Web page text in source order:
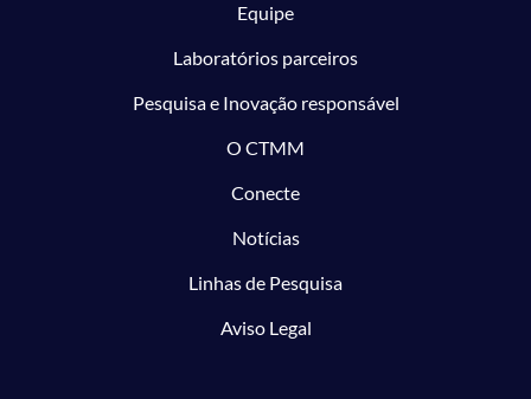
Equipe
Laboratórios parceiros
Pesquisa e Inovação responsável
O CTMM
Conecte
Notícias
Linhas de Pesquisa
Aviso Legal